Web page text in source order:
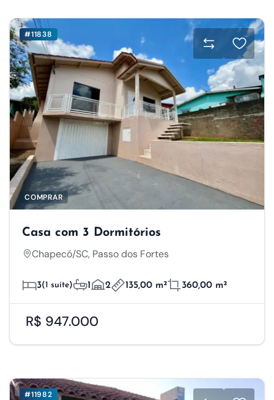
#11838
COMPRAR
Casa com 3 Dormitórios
Chapecó/SC, Passo dos Fortes
3(1 suíte) 1 2 135,00 m² 360,00 m²
R$ 947.000
#11982
Respeitamos a sua